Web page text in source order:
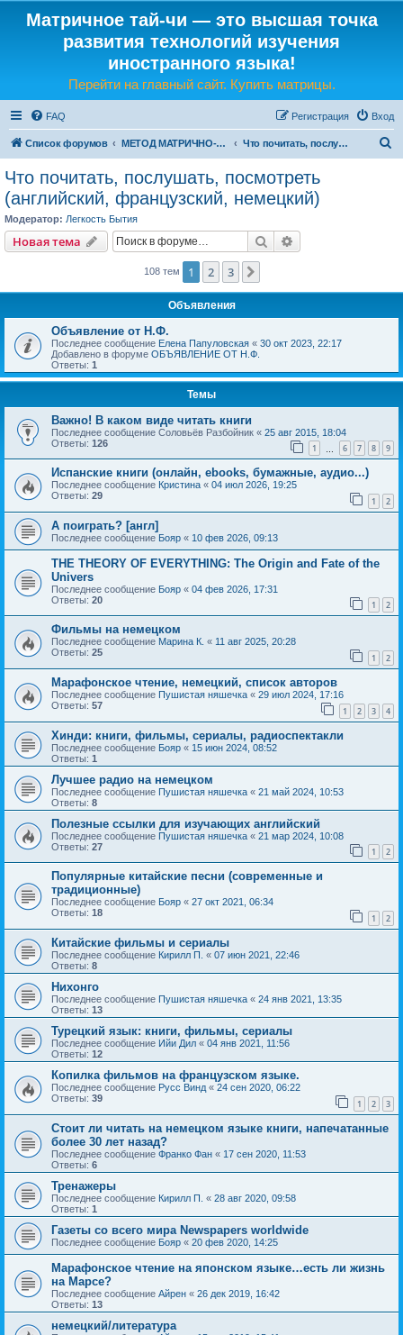
Матричное тай-чи — это высшая точка
развития технологий изучения
иностранного языка!
Перейти на главный сайт. Купить матрицы.
FAQ Вход
Регистрация
Список форумов МЕТОД МАТРИЧНО-ЯЗЫКОВОГО ТАЙ-ЧИ Что почитать, послушать, посмотреть (английский, французский, немецкий)
Что почитать, послушать, посмотреть
(английский, французский, немецкий)
Модератор: Легкость Бытия
Новая тема Поиск
108 тем 1 2 3
Объявления
Объявление от Н.Ф.
Последнее сообщение Елена Папуловская « 30 окт 2023, 22:17
Добавлено в форуме ОБЪЯВЛЕНИЕ ОТ Н.Ф.
Ответы: 1
Темы
Важно! В каком виде читать книги
Последнее сообщение Соловьёв Разбойник « 25 авг 2015, 18:04
Ответы: 126 1 6 7 8 9
Испанские книги (онлайн, ebooks, бумажные, аудио...)
Последнее сообщение Кристина « 04 июл 2026, 19:25
Ответы: 29 1 2
А поиграть? [англ]
Последнее сообщение Бояр « 10 фев 2026, 09:13
THE THEORY OF EVERYTHING: The Origin and Fate of the
Univers
Последнее сообщение Бояр « 04 фев 2026, 17:31
Ответы: 20 1 2
Фильмы на немецком
Последнее сообщение Марина К. « 11 авг 2025, 20:28
Ответы: 25 1 2
Марафонское чтение, немецкий, список авторов
Последнее сообщение Пушистая няшечка « 29 июл 2024, 17:16
Ответы: 57 1 2 3 4
Хинди: книги, фильмы, сериалы, радиоспектакли
Последнее сообщение Бояр « 15 июн 2024, 08:52
Ответы: 1
Лучшее радио на немецком
Последнее сообщение Пушистая няшечка « 21 май 2024, 10:53
Ответы: 8
Полезные ссылки для изучающих английский
Последнее сообщение Пушистая няшечка « 21 мар 2024, 10:08
Ответы: 27 1 2
Популярные китайские песни (современные и
традиционные)
Последнее сообщение Бояр « 27 окт 2021, 06:34
Ответы: 18 1 2
Китайские фильмы и сериалы
Последнее сообщение Кирилл П. « 07 июн 2021, 22:46
Ответы: 8
Нихонго
Последнее сообщение Пушистая няшечка « 24 янв 2021, 13:35
Ответы: 13
Турецкий язык: книги, фильмы, сериалы
Последнее сообщение Ийи Дил « 04 янв 2021, 11:56
Ответы: 12
Копилка фильмов на французском языке.
Последнее сообщение Русс Винд « 24 сен 2020, 06:22
Ответы: 39 1 2 3
Стоит ли читать на немецком языке книги, напечатанные
более 30 лет назад?
Последнее сообщение Франко Фан « 17 сен 2020, 11:53
Ответы: 6
Тренажеры
Последнее сообщение Кирилл П. « 28 авг 2020, 09:58
Ответы: 1
Газеты со всего мира Newspapers worldwide
Последнее сообщение Бояр « 20 фев 2020, 14:25
Марафонское чтение на японском языке…есть ли жизнь
на Марсе?
Последнее сообщение Айрен « 26 дек 2019, 16:42
Ответы: 13
немецкий/литература